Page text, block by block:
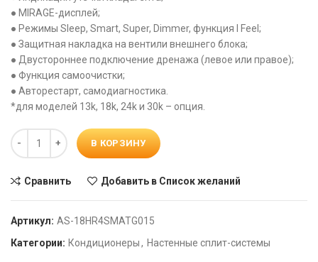
● MIRAGE-дисплей;
● Режимы Sleep, Smart, Super, Dimmer, функция I Feel;
● Защитная накладка на вентили внешнего блока;
● Двустороннее подключение дренажа (левое или правое);
● Функция самоочистки;
● Авторестарт, самодиагностика.
*для моделей 13k, 18k, 24k и 30k – опция.
Количество
В КОРЗИНУ
Сравнить Добавить в Список желаний
Артикул: AS-18HR4SMATG015
Категории: Кондиционеры, Настенные сплит-системы